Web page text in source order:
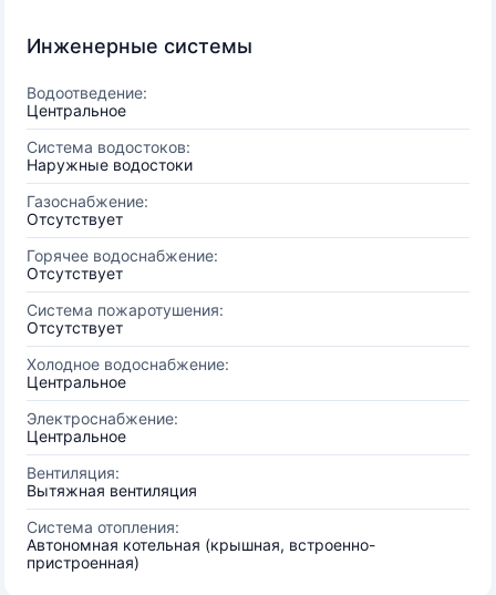
Инженерные системы
Водоотведение:
Центральное
Система водостоков:
Наружные водостоки
Газоснабжение:
Отсутствует
Горячее водоснабжение:
Отсутствует
Система пожаротушения:
Отсутствует
Холодное водоснабжение:
Центральное
Электроснабжение:
Центральное
Вентиляция:
Вытяжная вентиляция
Система отопления:
Автономная котельная (крышная, встроенно-
пристроенная)